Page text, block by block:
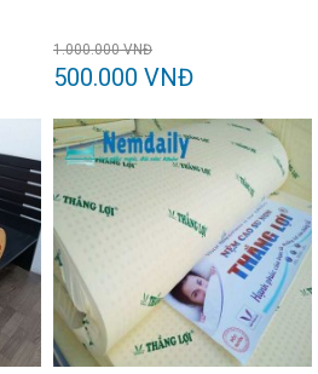
1.000.000 VNĐ
500.000 VNĐ